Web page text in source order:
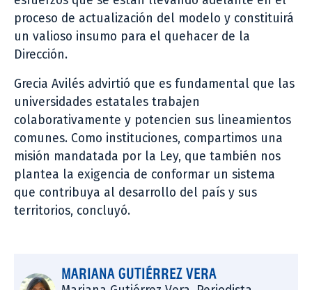
proceso de actualización del modelo y constituirá
un valioso insumo para el quehacer de la
Dirección.
Grecia Avilés advirtió que es fundamental que las
universidades estatales trabajen
colaborativamente y potencien sus lineamientos
comunes. Como instituciones, compartimos una
misión mandatada por la Ley, que también nos
plantea la exigencia de conformar un sistema
que contribuya al desarrollo del país y sus
territorios, concluyó.
MARIANA GUTIÉRREZ VERA